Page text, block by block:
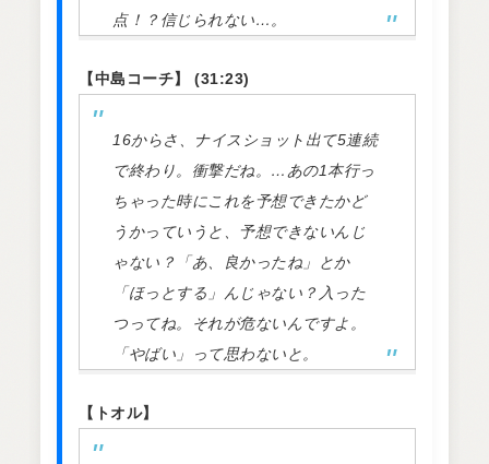
点！？信じられない…。
【中島コーチ】 (31:23)
16からさ、ナイスショット出て5連続
で終わり。衝撃だね。…あの1本行っ
ちゃった時にこれを予想できたかど
うかっていうと、予想できないんじ
ゃない？「あ、良かったね」とか
「ほっとする」んじゃない？入った
つってね。それが危ないんですよ。
「やばい」って思わないと。
【トオル】